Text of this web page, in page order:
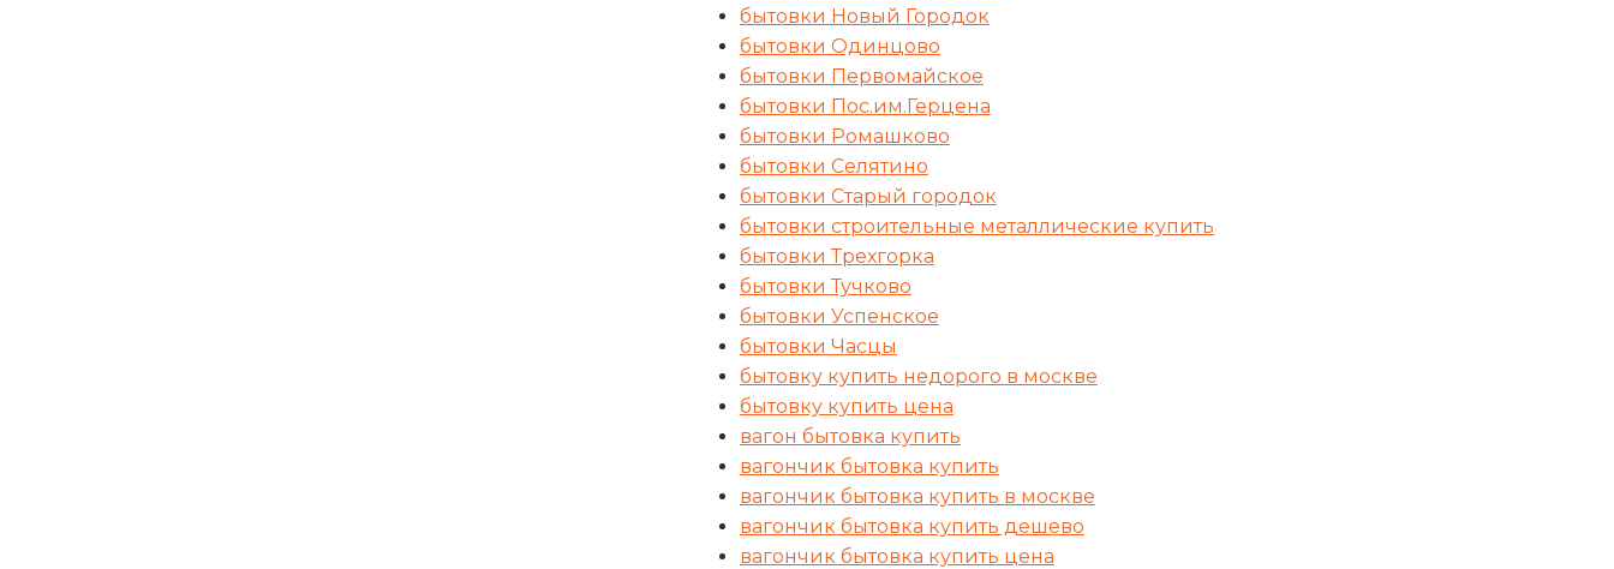
бытовки Новый Городок
бытовки Одинцово
бытовки Первомайское
бытовки Пос.им.Герцена
бытовки Ромашково
бытовки Селятино
бытовки Старый городок
бытовки строительные металлические купить
бытовки Трехгорка
бытовки Тучково
бытовки Успенское
бытовки Часцы
бытовку купить недорого в москве
бытовку купить цена
вагон бытовка купить
вагончик бытовка купить
вагончик бытовка купить в москве
вагончик бытовка купить дешево
вагончик бытовка купить цена